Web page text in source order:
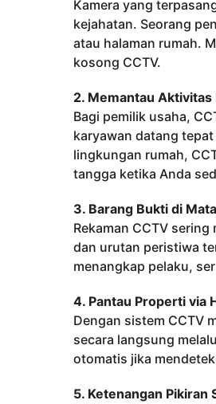
Kamera yang
kejahatan. Seorang
atau halaman rumah.
kosong CCTV.
2. Memantau
Bagi pemilik usaha,
karyawan datang
lingkungan rumah,
tangga ketika Anda
3. Barang Bukti di
Rekaman CCTV
dan urutan peristiwa
menangkap pelaku,
4. Pantau Properti via
Dengan sistem CCTV
secara langsung
otomatis jika
5. Ketenangan Pikiran